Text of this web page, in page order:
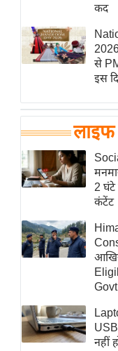
Breaking
News
टेक्नॉलॉजी
घरेलू नुस्खे
पर्यटन स्थल
फिटनेस
रिलेशनशिप
राजनीति
विश्लेषण
मातृभूमि
एम.
आर.
आई.
कद
से
इस
2 घंटे
कंटेंट
नहीं